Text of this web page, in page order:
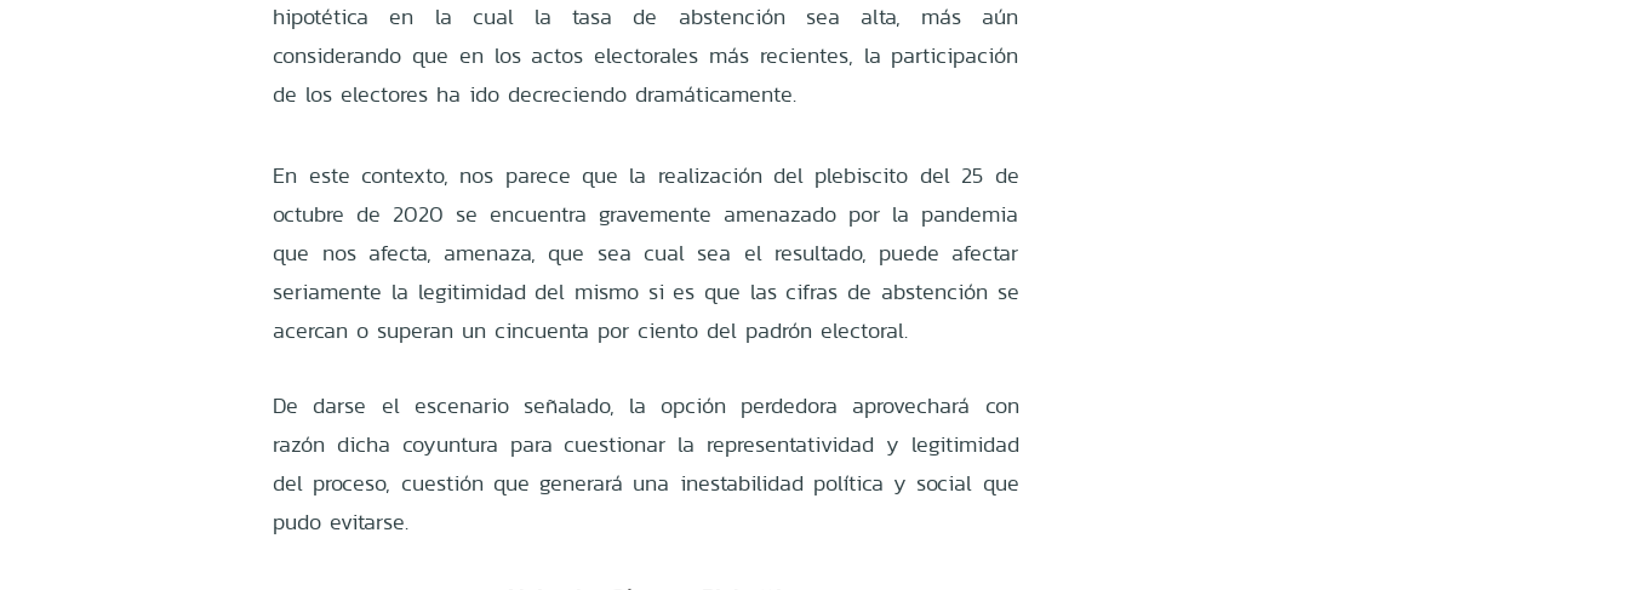
hipotética en la cual la tasa de abstención sea alta, más aún
considerando que en los actos electorales más recientes, la participación
de los electores ha ido decreciendo dramáticamente.
En este contexto, nos parece que la realización del plebiscito del 25 de
octubre de 2020 se encuentra gravemente amenazado por la pandemia
que nos afecta, amenaza, que sea cual sea el resultado, puede afectar
seriamente la legitimidad del mismo si es que las cifras de abstención se
acercan o superan un cincuenta por ciento del padrón electoral.
De darse el escenario señalado, la opción perdedora aprovechará con
razón dicha coyuntura para cuestionar la representatividad y legitimidad
del proceso, cuestión que generará una inestabilidad política y social que
pudo evitarse.